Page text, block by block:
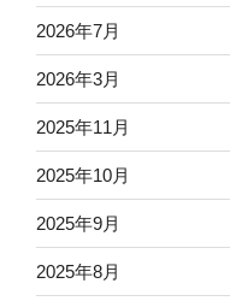
ン
チ
190
登
場！”
の
2026年7月
2026年3月
2025年11月
2025年10月
2025年9月
2025年8月